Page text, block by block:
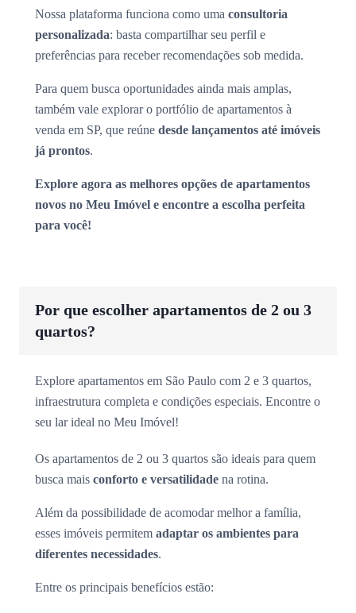
Nossa plataforma funciona como uma consultoria
personalizada: basta compartilhar seu perfil e
preferências para receber recomendações sob medida.
Para quem busca oportunidades ainda mais amplas,
também vale explorar o portfólio de apartamentos à
venda em SP, que reúne desde lançamentos até imóveis
já prontos.
Explore agora as melhores opções de apartamentos
novos no Meu Imóvel e encontre a escolha perfeita
para você!
Por que escolher apartamentos de 2 ou 3
quartos?
Explore apartamentos em São Paulo com 2 e 3 quartos,
infraestrutura completa e condições especiais. Encontre o
seu lar ideal no Meu Imóvel!
Os apartamentos de 2 ou 3 quartos são ideais para quem
busca mais conforto e versatilidade na rotina.
Além da possibilidade de acomodar melhor a família,
esses imóveis permitem adaptar os ambientes para
diferentes necessidades.
Entre os principais benefícios estão: